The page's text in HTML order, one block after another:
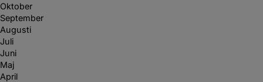
Oktober
September
Augusti
Juli
Juni
Maj
April